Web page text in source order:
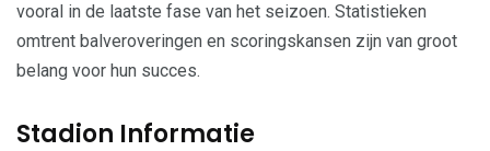
vooral in de laatste fase van het seizoen. Statistieken
omtrent balveroveringen en scoringskansen zijn van groot
belang voor hun succes.
Stadion Informatie